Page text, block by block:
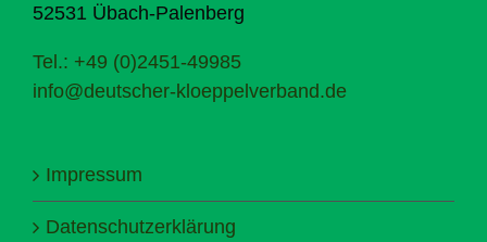
52531 Übach-Palenberg
Tel.: +49 (0)2451-49985
info@deutscher-kloeppelverband.de
Impressum
Datenschutzerklärung